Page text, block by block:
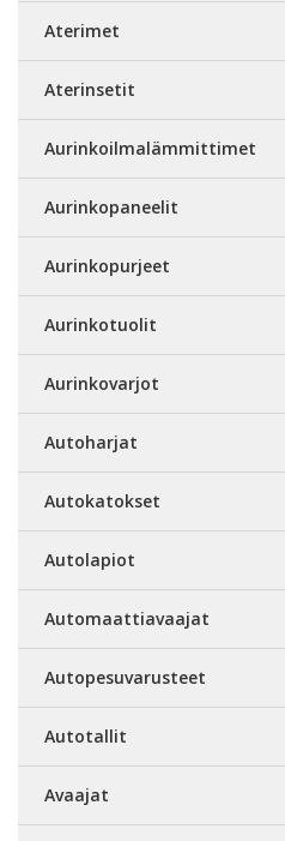
Aterimet
Aterinsetit
Aurinkoilmalämmittimet
Aurinkopaneelit
Aurinkopurjeet
Aurinkotuolit
Aurinkovarjot
Autoharjat
Autokatokset
Autolapiot
Automaattiavaajat
Autopesuvarusteet
Autotallit
Avaajat